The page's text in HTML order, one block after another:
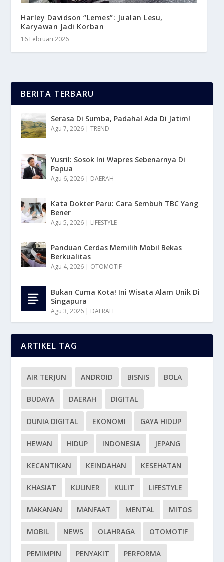
Harley Davidson “Lemes”: Jualan Lesu,
Karyawan Jadi Korban
16 Februari 2026
BERITA TERBARU
Serasa Di Sumba, Padahal Ada Di Jatim!
Agu 7, 2026 |TREND
Yusril: Sosok Ini Wapres Sebenarnya Di
Papua
Agu 6, 2026 | DAERAH
Kata Dokter Paru: Cara Sembuh TBC Yang
Bener
Agu 5, 2026 | LIFESTYLE
Panduan Cerdas Memilih Mobil Bekas
Berkualitas
Agu 4, 2026 | OTOMOTIF
Bukan Cuma Kota! Ini Wisata Alam Unik Di
Singapura
Agu 3, 2026 | DAERAH
ARTIKEL TAG
AIR TERJUN ANDROID BISNIS BOLA
BUDAYA DAERAH DIGITAL
DUNIA DIGITAL EKONOMI GAYA HIDUP
HEWAN HIDUP INDONESIA JEPANG
KECANTIKAN KEINDAHAN KESEHATAN
KHASIAT KULINER KULIT LIFESTYLE
MAKANAN MANFAAT MENTAL MITOS
MOBIL NEWS OLAHRAGA OTOMOTIF
PEMIMPIN PENYAKIT PERFORMA